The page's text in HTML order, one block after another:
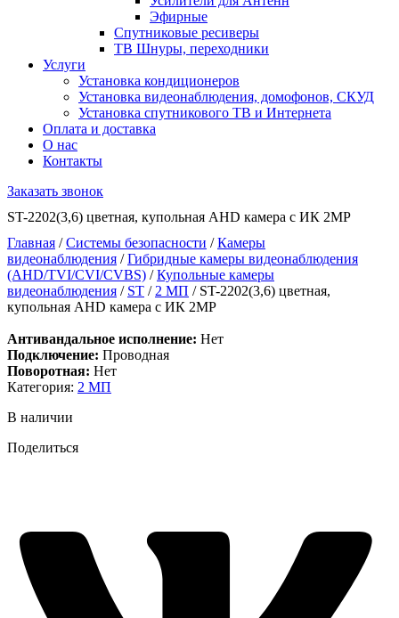
Эфирные
Спутниковые ресиверы
ТВ Шнуры, переходники
Услуги
Установка кондиционеров
Установка видеонаблюдения, домофонов, СКУД
Установка спутникового ТВ и Интернета
Оплата и доставка
О нас
Контакты
Заказать звонок
ST-2202(3,6) цветная, купольная AHD камера с ИК 2MP
Главная /Системы безопасности /Камеры
видеонаблюдения /Гибридные камеры видеонаблюдения
(AHD/TVI/CVI/CVBS) /Купольные камеры
видеонаблюдения / ST / 2 МП / ST-2202(3,6) цветная,
купольная AHD камера с ИК 2MP
Антивандальное исполнение: Нет
Подключение: Проводная
Поворотная: Нет
Категория: 2 МП
В наличии
Поделиться